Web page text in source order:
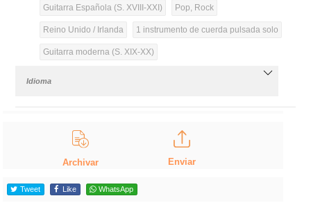
Guitarra Española (S. XVIII-XXI) Pop, Rock
Reino Unido / Irlanda 1 instrumento de cuerda pulsada solo
Guitarra moderna (S. XIX-XX)
Idioma
Archivar Enviar
Tweet Like WhatsApp